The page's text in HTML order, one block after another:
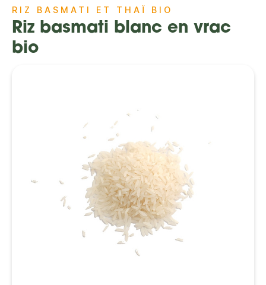
RIZ BASMATI ET THAÏ BIO
Riz basmati blanc en vrac
bio